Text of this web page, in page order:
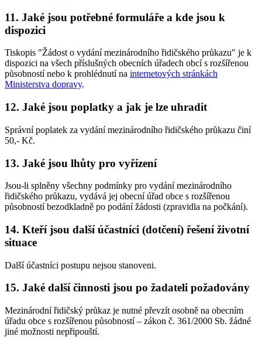
11. Jaké jsou potřebné formuláře a kde jsou k
dispozici
Tiskopis "Žádost o vydání mezinárodního řidičského průkazu" je k
dispozici na všech příslušných obecních úřadech obcí s rozšířenou
působností nebo k prohlédnutí na internetových stránkách
Ministerstva dopravy.
12. Jaké jsou poplatky a jak je lze uhradit
Správní poplatek za vydání mezinárodního řidičského průkazu činí
50,- Kč.
13. Jaké jsou lhůty pro vyřízení
Jsou-li splněny všechny podmínky pro vydání mezinárodního
řidičského průkazu, vydává jej obecní úřad obce s rozšířenou
působností bezodkladně po podání žádosti (zpravidla na počkání).
14. Kteří jsou další účastníci (dotčení) řešení životní
situace
Další účastníci postupu nejsou stanoveni.
15. Jaké další činnosti jsou po žadateli požadovány
Mezinárodní řidičský průkaz je nutné převzít osobně na obecním
úřadu obce s rozšířenou působností – zákon č. 361/2000 Sb. žádné
jiné možnosti nepřipouští.